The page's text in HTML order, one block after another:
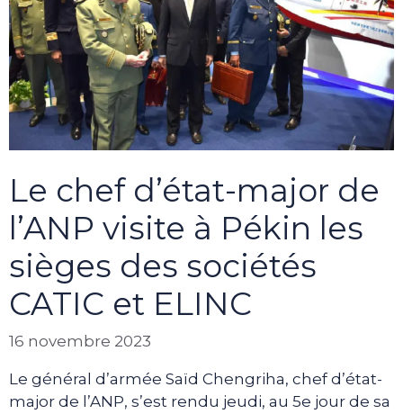
Le chef d’état-major de
l’ANP visite à Pékin les
sièges des sociétés
CATIC et ELINC
16 novembre 2023
Le général d’armée Saïd Chengriha, chef d’état-
major de l’ANP, s’est rendu jeudi, au 5e jour de sa